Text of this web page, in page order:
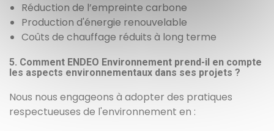
Réduction de l’empreinte carbone
Production d'énergie renouvelable
Coûts de chauffage réduits à long terme
5. Comment ENDEO Environnement prend-il en compte
les aspects environnementaux dans ses projets ?
Nous nous engageons à adopter des pratiques
respectueuses de l'environnement en :